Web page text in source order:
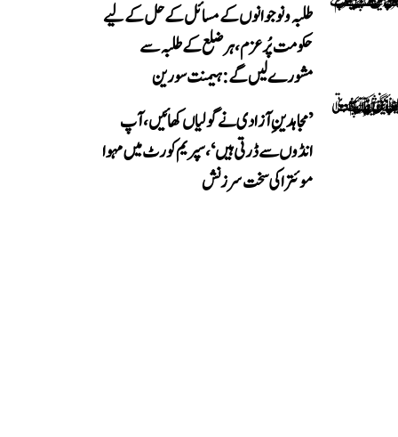
طلبہ و نوجوانوں کے مسائل کے حل کے لیے
حکومت پُرعزم، ہر ضلع کے طلبہ سے
مشورے لیں گے: ہیمنت سورین
’مجاہدینِ آزادی نے گولیاں کھائیں، آپ
انڈوں سے ڈرتی ہیں‘، سپریم کورٹ میں مہوا
موئترا کی سخت سرزنش